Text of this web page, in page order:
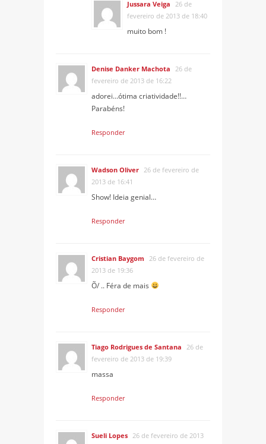
Jussara Veiga 26 de
fevereiro de 2013 de 18:40
muito bom !
Denise Danker Machota 26 de
fevereiro de 2013 de 16:22
adorei…ótima criatividade!!…
Parabéns!
Responder
Wadson Oliver 26 de fevereiro de
2013 de 16:41
Show! Ideia genial…
Responder
Cristian Baygom 26 de fevereiro de
2013 de 19:36
Õ/ .. Féra de mais
Responder
Tiago Rodrigues de Santana 26 de
fevereiro de 2013 de 19:39
massa
Responder
Sueli Lopes 26 de fevereiro de 2013